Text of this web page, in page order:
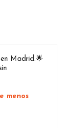
Madrid.🌟
menos